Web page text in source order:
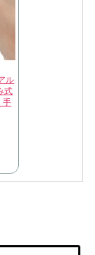
ル
式
手